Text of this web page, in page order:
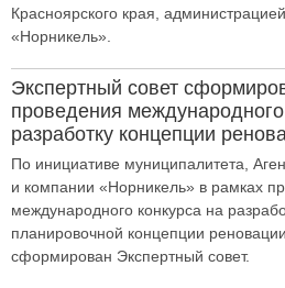
Красноярского края,
«Норникель».
Экспертный совет
проведения международного
разработку концепции
По инициативе муниципалитета,
и компании «Норникель» в рамках
международного конкурса на
планировочной концепции
сформирован Экспертный совет.